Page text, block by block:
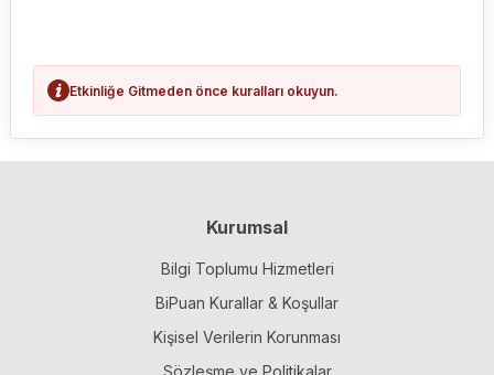
Etkinliğe Gitmeden önce kuralları okuyun.
Kurumsal
Bilgi Toplumu Hizmetleri
BiPuan Kurallar & Koşullar
Kişisel Verilerin Korunması
Sözleşme ve Politikalar